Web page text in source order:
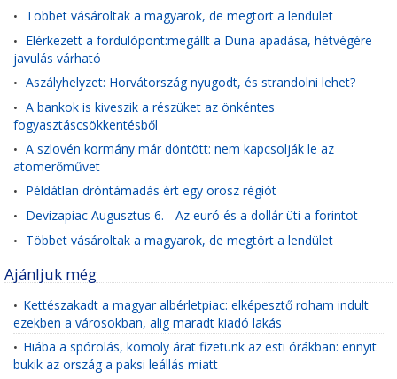
• Többet vásároltak a magyarok, de megtört a lendület
• Elérkezett a fordulópont:megállt a Duna apadása, hétvégére
javulás várható
• Aszályhelyzet: Horvátország nyugodt, és strandolni lehet?
• A bankok is kiveszik a részüket az önkéntes
fogyasztáscsökkentésből
• A szlovén kormány már döntött: nem kapcsolják le az
atomerőművet
• Példátlan dróntámadás ért egy orosz régiót
• Devizapiac Augusztus 6. - Az euró és a dollár üti a forintot
• Többet vásároltak a magyarok, de megtört a lendület
Ajánljuk még
• Kettészakadt a magyar albérletpiac: elképesztő roham indult
ezekben a városokban, alig maradt kiadó lakás
• Hiába a spórolás, komoly árat fizetünk az esti órákban: ennyit
bukik az ország a paksi leállás miatt